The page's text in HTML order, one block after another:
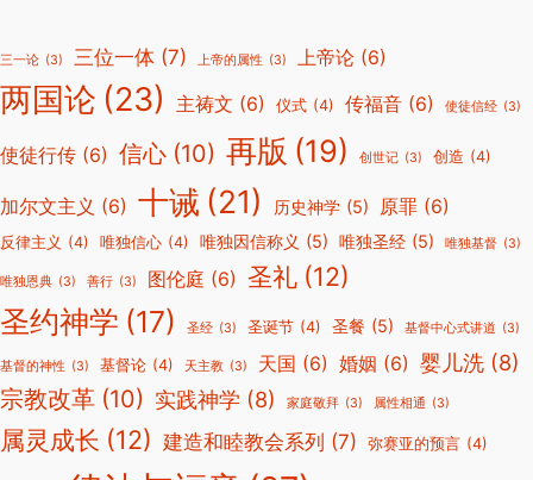
三一论 (3) 三位一体 (7) 上帝的属性 (3) 上帝论 (6)
两国论 (23) 主祷文 (6) 仪式 (4) 传福音 (6) 使徒信经 (3)
使徒行传 (6) 信心 (10) 再版 (19) 创世记 (3) 创造 (4)
加尔文主义 (6) 十诫 (21) 历史神学 (5) 原罪 (6)
反律主义 (4) 唯独信心 (4) 唯独因信称义 (5) 唯独圣经 (5) 唯独基督 (3)
唯独恩典 (3) 善行 (3) 图伦庭 (6) 圣礼 (12)
圣约神学 (17) 圣经 (3) 圣诞节 (4) 圣餐 (5) 基督中心式讲道 (3)
基督的神性 (3) 基督论 (4) 天主教 (3) 天国 (6) 婚姻 (6) 婴儿洗 (8)
宗教改革 (10) 实践神学 (8) 家庭敬拜 (3) 属性相通 (3)
属灵成长 (12) 建造和睦教会系列 (7) 弥赛亚的预言 (4)